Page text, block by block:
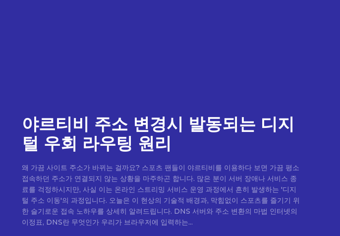
야르티비 주소 변경시 발동되는 디지
털 우회 라우팅 원리
왜 가끔 사이트 주소가 바뀌는 걸까요? 스포츠 팬들이 야르티비를 이용하다 보면 가끔 평소
접속하던 주소가 연결되지 않는 상황을 마주하곤 합니다. 많은 분이 서버 장애나 서비스 종
료를 걱정하시지만, 사실 이는 온라인 스트리밍 서비스 운영 과정에서 흔히 발생하는 '디지
털 주소 이동'의 과정입니다. 오늘은 이 현상의 기술적 배경과, 막힘없이 스포츠를 즐기기 위
한 슬기로운 접속 노하우를 상세히 알려드립니다. DNS 서버와 주소 변환의 마법 인터넷의
이정표, DNS란 무엇인가 우리가 브라우저에 입력하는...